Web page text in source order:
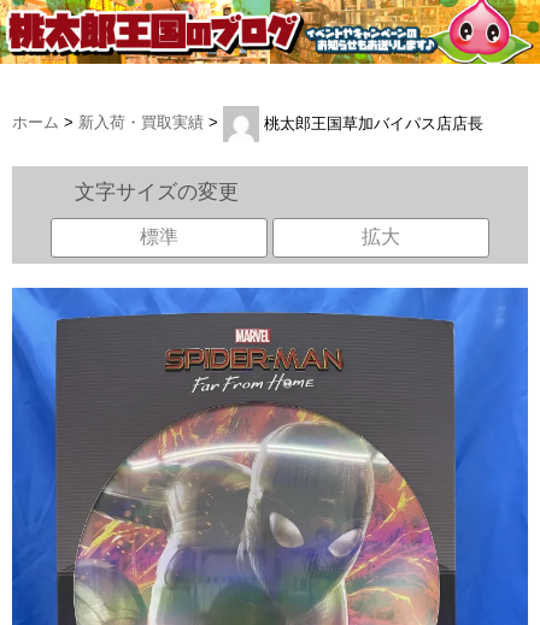
ホーム > 新入荷・買取実績 > 桃太郎王国草加バイパス店店長
文字サイズの変更
標準 拡大